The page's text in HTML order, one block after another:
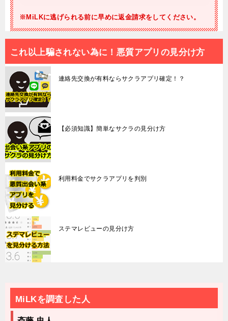
※MiLKに逃げられる前に早めに返金請求をしてください。
これ以上騙されない為に！悪質アプリの見分け方
連絡先交換が有料ならサクラアプリ確定！？
【必須知識】簡単なサクラの見分け方
利用料金でサクラアプリを判別
ステマレビューの見分け方
MiLKを調査した人